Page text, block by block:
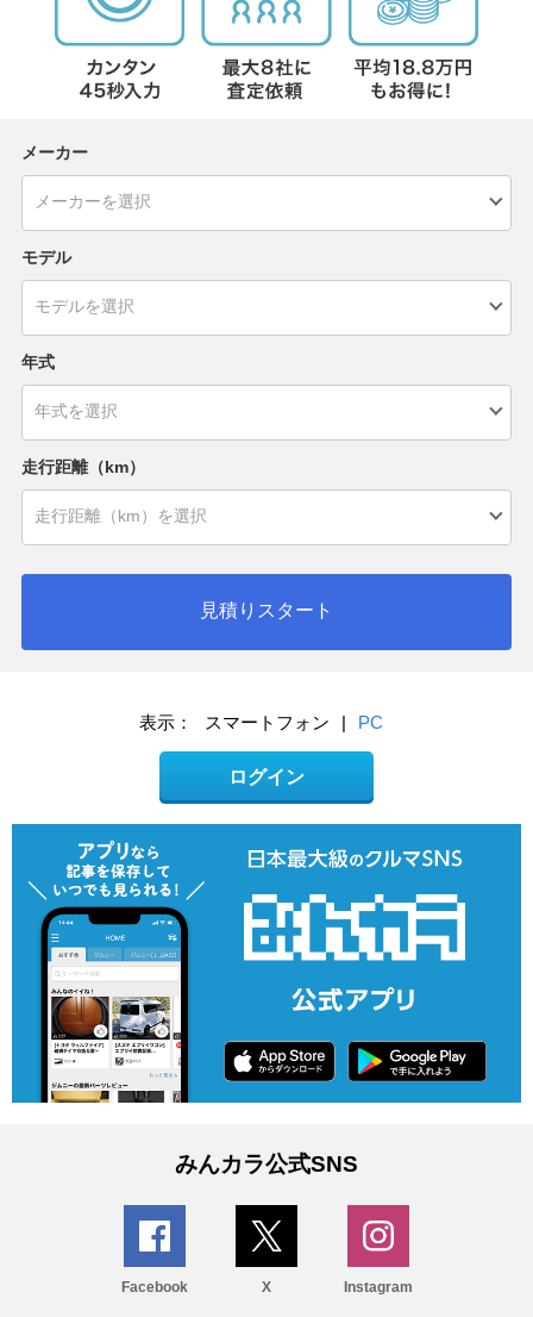
メーカー
モデル
年式
走行距離（km）
見積りスタート
表示： スマートフォン | PC
ログイン
みんカラ公式SNS
Facebook X Instagram